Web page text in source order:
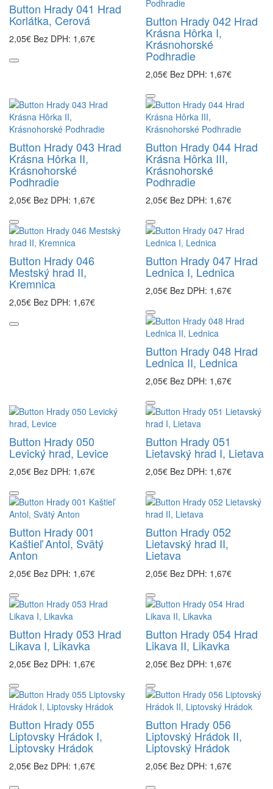
Button Hrady 041 Hrad
Korlátka, Cerová
2,05€ Bez DPH: 1,67€
Button Hrady 042 Hrad
Krásna Hôrka I,
Krásnohorské
Podhradie
2,05€ Bez DPH: 1,67€
Button Hrady 043 Hrad
Krásna Hôrka II,
Krásnohorské
Podhradie
2,05€ Bez DPH: 1,67€
Button Hrady 044 Hrad
Krásna Hôrka III,
Krásnohorské
Podhradie
2,05€ Bez DPH: 1,67€
Button Hrady 046
Mestský hrad II,
Kremnica
2,05€ Bez DPH: 1,67€
Button Hrady 047 Hrad
Lednica I, Lednica
2,05€ Bez DPH: 1,67€
Button Hrady 048 Hrad
Lednica II, Lednica
2,05€ Bez DPH: 1,67€
Button Hrady 050
Levický hrad, Levice
2,05€ Bez DPH: 1,67€
Button Hrady 051
Lietavský hrad I, Lietava
2,05€ Bez DPH: 1,67€
Button Hrady 001
Kaštieľ Antol, Svätý
Anton
2,05€ Bez DPH: 1,67€
Button Hrady 052
Lietavský hrad II,
Lietava
2,05€ Bez DPH: 1,67€
Button Hrady 053 Hrad
Likava I, Likavka
2,05€ Bez DPH: 1,67€
Button Hrady 054 Hrad
Likava II, Likavka
2,05€ Bez DPH: 1,67€
Button Hrady 055
Liptovsky Hrádok I,
Liptovsky Hrádok
2,05€ Bez DPH: 1,67€
Button Hrady 056
Liptovský Hrádok II,
Liptovský Hrádok
2,05€ Bez DPH: 1,67€